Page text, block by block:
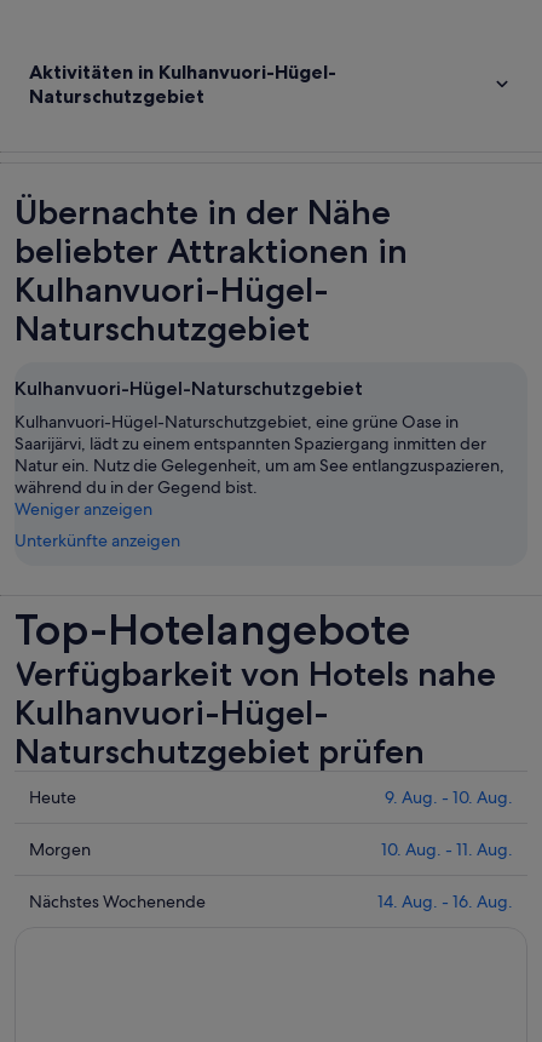
Aktivitäten in Kulhanvuori-Hügel-
Naturschutzgebiet
Übernachte in der Nähe
beliebter Attraktionen in
Kulhanvuori-Hügel-
Naturschutzgebiet
Kulhanvuori-Hügel-Naturschutzgebiet
Kulhanvuori-Hügel-Naturschutzgebiet, eine grüne Oase in
Saarijärvi, lädt zu einem entspannten Spaziergang inmitten der
Natur ein. Nutz die Gelegenheit, um am See entlangzuspazieren,
während du in der Gegend bist.
Weniger anzeigen
Unterkünfte anzeigen
Top-Hotelangebote
Verfügbarkeit von Hotels nahe
Kulhanvuori-Hügel-
Naturschutzgebiet prüfen
Prüfe
Preise
Kulhanvuori-
Heute 9. Aug. - 10. Aug.
Prüfe
Preise
Morgen 10. Aug. - 11. Aug.
Prüfe
Nächstes Wochenende 14. Aug. - 16. Aug.